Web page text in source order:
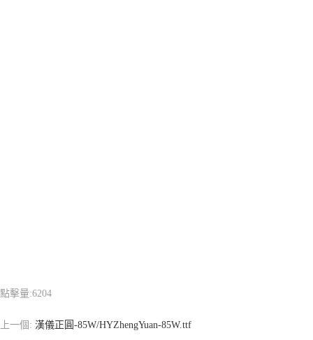
點擊量:6204
上一個: 漢儀正圓-85W/HYZhengYuan-85W.ttf